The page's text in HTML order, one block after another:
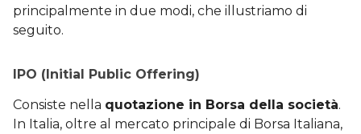
principalmente in due modi, che illustriamo di
seguito.
IPO (Initial Public Offering)
Consiste nella quotazione in Borsa della società.
In Italia, oltre al mercato principale di Borsa Italiana,